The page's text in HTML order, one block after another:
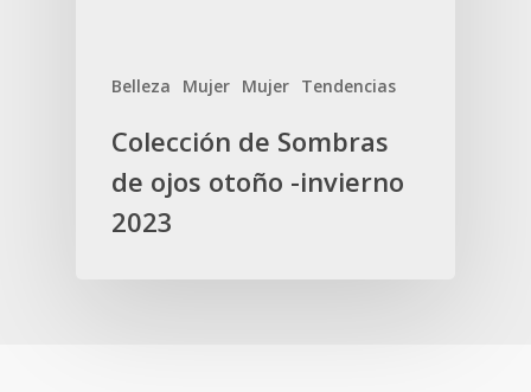
Belleza Mujer Mujer Tendencias
Colección de Sombras
de ojos otoño -invierno
2023